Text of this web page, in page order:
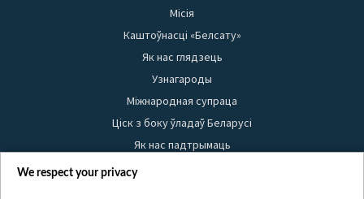
Місія
Каштоўнасці «Белсату»
Як нас глядзець
Узнагароды
Міжнародная супраца
Ціск з боку ўладаў Беларусі
Як нас падтрымаць
Правілы выкарыстання матэрыялаў
We respect your privacy